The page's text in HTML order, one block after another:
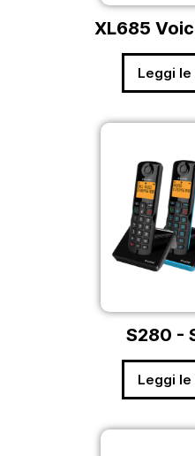
XL685
Leggi le
S280 -
Leggi le